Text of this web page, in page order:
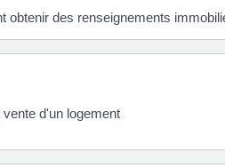
obtenir des renseignements
d'un logement